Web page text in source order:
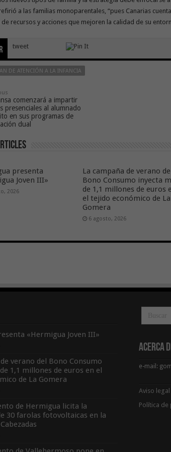
a las familias monoparentales, “pues Canarias
de recursos y acciones que mejoren la calidad de su
tweet
DE ATENCIÓN A LA INFANCIA
comenzará a impartir
presenciales al alumnado
en sus programas de
dual
presenta
Joven III»
2026
La campaña de verano
Bono Consumo inyecta
de 1,1 millones de euros
el tejido económico de La
Gomera
6 agosto, 2026
«Hermigua Joven III»
verano del Bono Consumo
1,1 millones de euros en el
de La Gomera
de Hermigua licita la
30 farolas fotovoltaicas en la
Acerca
e-mail:
Aviso legal
Política de